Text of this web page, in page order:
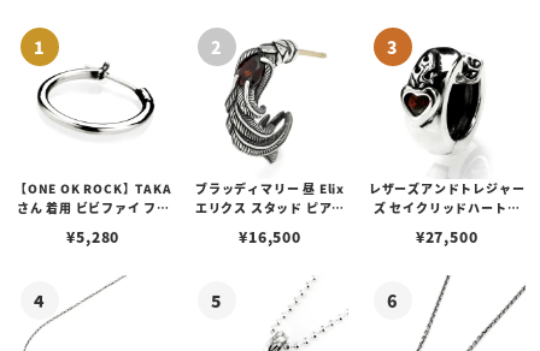
【ONE OK ROCK】TAKA
さん 着用 ビビファイ フー
¥5,280
ブラッディマリー 昼 Elix
エリクス スタッド ピアス
¥16,500
レザーズアンドトレジャー
ズ セイクリッドハートピ
¥27,500